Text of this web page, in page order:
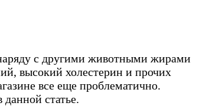
с другими животными жирами
высокий холестерин и прочих
все еще проблематично.
статье.